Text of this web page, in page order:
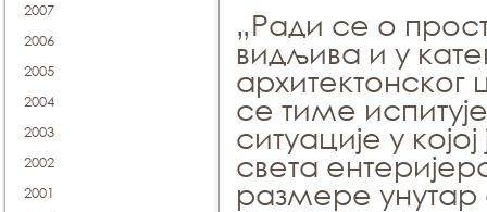
2007
2006
2005
2004
2003
2002
2001
„Ради се о
видљива и у
се тиме
ситуације у
света
размере унутар